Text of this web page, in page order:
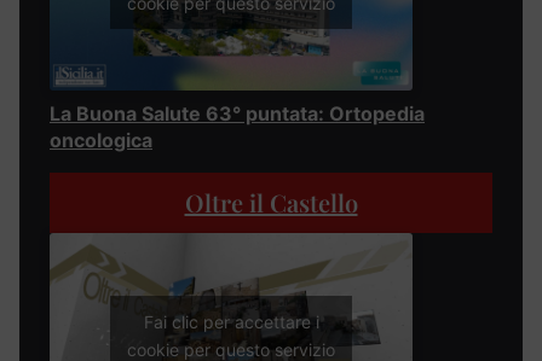
La Buona Salute 63° puntata: Ortopedia
oncologica
Oltre il Castello
Fai clic per accettare i
cookie per questo servizio